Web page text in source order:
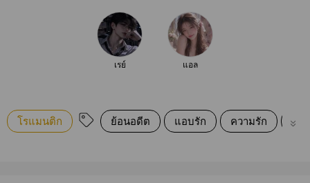
เรย์ แอล
โรแมนติก ย้อนอดีต แอบรัก ความรัก นิย